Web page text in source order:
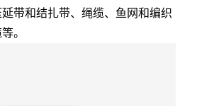
带和结扎带、绳缆、鱼网和编织
。